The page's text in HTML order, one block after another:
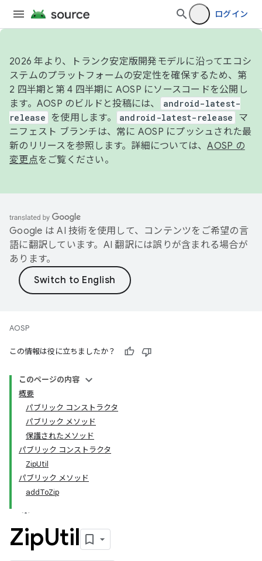
ログイン
2026 年より、トランク安定版開発モデルに沿ってエコシ
ステムのプラットフォームの安定性を確保するため、第
2 四半期と第 4 四半期に AOSP にソースコードを公開し
ます。AOSP のビルドと投稿には、
android-latest-
release
を使用します。 android-latest-release
マ
ニフェスト ブランチは、常に AOSP にプッシュされた最
新のリリースを参照します。詳細については、AOSP の
変更点をご覧ください。
Google は AI 技術を使用して、コンテンツをご希望の言
語に翻訳しています。AI 翻訳には誤りが含まれる場合が
あります。
AOSP
この情報は役に立ちましたか？
このページの内容
概要
パブリック コンストラクタ
パブリック メソッド
保護されたメソッド
パブリック コンストラクタ
ZipUtil
パブリック メソッド
addToZip
ZipUtil